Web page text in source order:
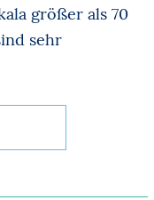
größer als 70
sehr